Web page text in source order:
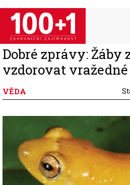
Přejít
hlavnímu
obsahu
Dobré zprávy: Žáby
vzdorovat
VĚDA